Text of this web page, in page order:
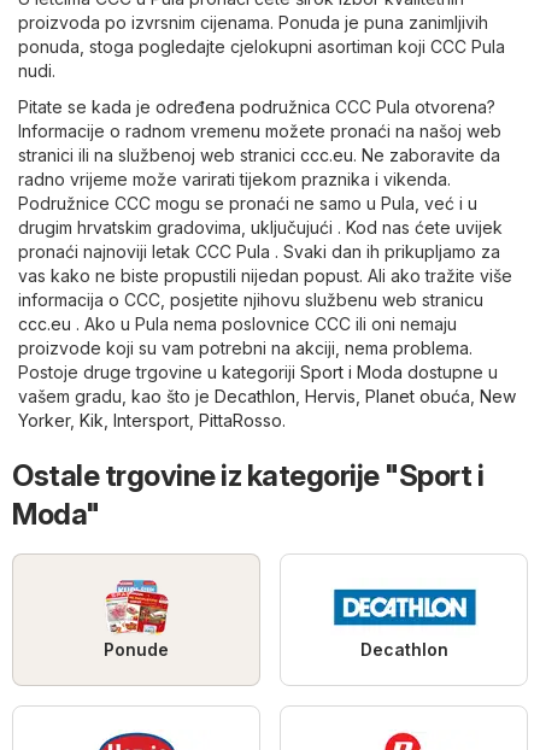
proizvoda po izvrsnim cijenama. Ponuda je puna zanimljivih
ponuda, stoga pogledajte cjelokupni asortiman koji CCC Pula
nudi.
Pitate se kada je određena podružnica CCC Pula otvorena?
Informacije o radnom vremenu možete pronaći na našoj web
stranici ili na službenoj web stranici ccc.eu. Ne zaboravite da
radno vrijeme može varirati tijekom praznika i vikenda.
Podružnice CCC mogu se pronaći ne samo u Pula, već i u
drugim hrvatskim gradovima, uključujući . Kod nas ćete uvijek
pronaći najnoviji letak CCC Pula . Svaki dan ih prikupljamo za
vas kako ne biste propustili nijedan popust. Ali ako tražite više
informacija o CCC, posjetite njihovu službenu web stranicu
ccc.eu . Ako u Pula nema poslovnice CCC ili oni nemaju
proizvode koji su vam potrebni na akciji, nema problema.
Postoje druge trgovine u kategoriji Sport i Moda dostupne u
vašem gradu, kao što je Decathlon Hervis Planet obuća New
Yorker, Kik Intersport PittaRosso.
Ostale trgovine iz kategorije "Sport i
Moda"
Ponude Decathlon